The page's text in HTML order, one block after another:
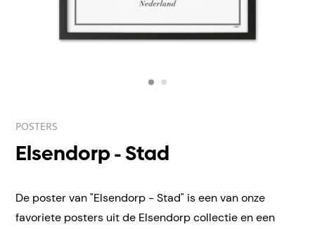
POSTERS
Elsendorp - Stad
De poster van "Elsendorp - Stad" is een van onze
favoriete posters uit de Elsendorp collectie en een